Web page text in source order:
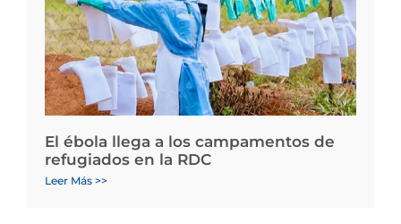
El ébola llega a los campamentos de
refugiados en la RDC
Leer Más >>